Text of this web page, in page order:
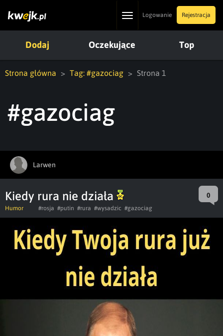
ToggleLogowanie Rejestracja
Dodaj Oczekujące Top
Strona główna Tag: #gazociag Strona 1
#gazociag
Larwen
Kiedy rura nie działa 0
Humor #rosja #putin #rura #wysadzic #gazociag